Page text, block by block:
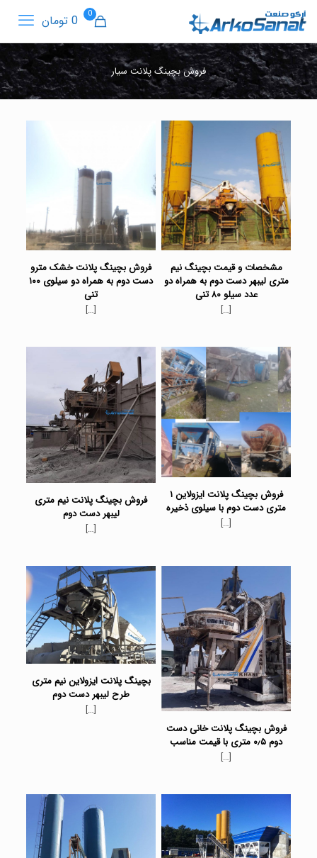
0 0 تومان
فروش بچینگ پلانت سیار
مشخصات و قیمت بچینگ نیم
متری لیبهر دست دوم به همراه دو
عدد سیلو ۸۰ تنی
[…]
فروش بچینگ پلانت خشک مترو
دست دوم به همراه دو سیلوی ۱۰۰
تنی
[…]
فروش بچینگ پلانت ایزولاین ۱
متری دست دوم با سیلوی ذخیره
[…]
فروش بچینگ پلانت نیم متری
لیبهر دست دوم
[…]
فروش بچینگ پلانت خانی دست
دوم ۰٫۵ متری با قیمت مناسب
[…]
بچینگ پلانت ایزولاین نیم متری
طرح لیبهر دست دوم
[…]